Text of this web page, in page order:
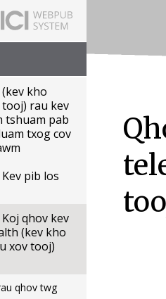
Coj Kev Xub Thawj Mus Rau Tus Vev
kho
rau kev
tshuam pab
txog cov
pib los
qhov kev
(kev kho
xov tooj)
qhov twg